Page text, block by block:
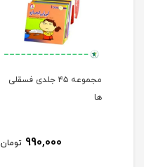
مجموعه ۴۵ جلدی فسقلی
ها
990,000 تومان